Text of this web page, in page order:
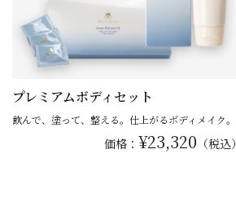
プレミアムボディセット
飲んで、塗って、整える。仕上がるボディメイク。
価格： ¥23,320 （税込）